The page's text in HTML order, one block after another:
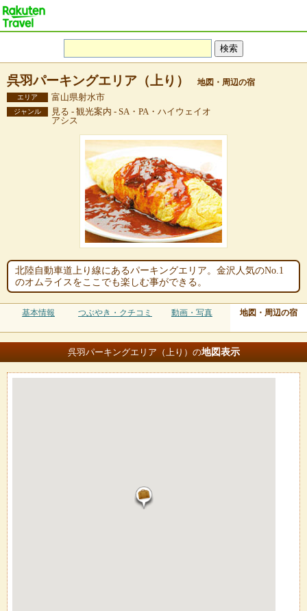
呉羽パーキングエリア（上り） 地図・周辺の宿
エリア 富山県射水市
ジャンル
見る - 観光案内 - SA・PA・ハイウェイオ
アシス
北陸自動車道上り線にあるパーキングエリア。金沢人気のNo.1
のオムライスをここでも楽しむ事ができる。
基本情報 つぶやき・クチコミ 動画・写真 地図・周辺の宿
呉羽パーキングエリア（上り）の地図表示